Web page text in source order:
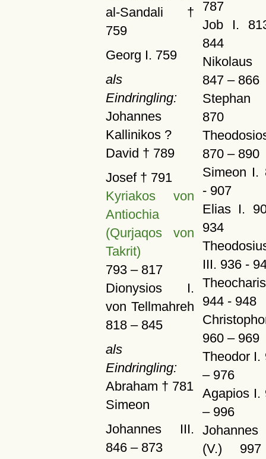
al-Sandali †
759
Georg I. 759
als
Eindringling:
Johannes
Kallinikos ?
David † 789
Josef † 791
Kyriakos von
Antiochia
(Qurjaqos von
Takrit)
793 – 817
Dionysios I.
von Tellmahreh
818 – 845
als
Eindringling:
Abraham † 781
Simeon
Johannes III.
846 – 873
787
Job I.
844
847 – 866
Stephan
870
870 – 890
Simeon I.
- 907
Elias I.
934
III. 936 -
944 - 948
960 – 969
Theodor I.
– 976
Agapios I.
– 996
(V.)